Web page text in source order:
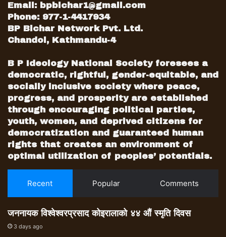
Email: bpbichar1@gmail.com
Phone: 977-1-4417934
BP Bichar Network Pvt. Ltd.
Chandol, Kathmandu-4
B P Ideology National Society foresees a
democratic, rightful, gender-equitable, and
socially inclusive society where peace,
progress, and prosperity are established
through encouraging political parties,
youth, women, and deprived citizens for
democratization and guaranteed human
rights that creates an environment of
optimal utilization of peoples’ potentials.
Recent Popular Comments
जननायक विश्वेश्वरप्रसाद कोइरालाको ४४ औं स्मृति दिवस
3 days ago